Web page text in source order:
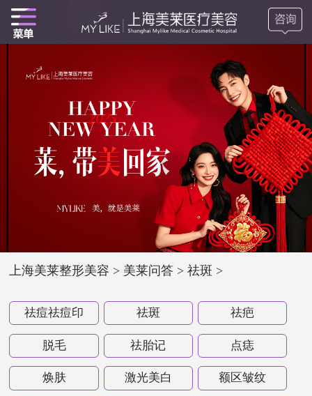
上海美莱整形美容 > 美莱问答 >祛斑 >
祛痘祛痘印 祛斑 祛疤
脱毛 祛胎记 点痣
焕肤 激光美白 额区皱纹